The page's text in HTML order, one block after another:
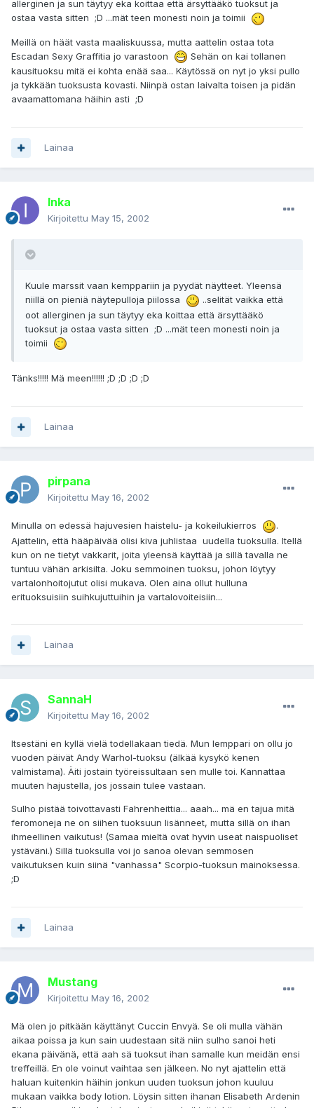
allerginen ja sun täytyy eka koittaa että ärsyttääkö tuoksut ja
ostaa vasta sitten ;D ...mät teen monesti noin ja toimii
Meillä on häät vasta maaliskuussa, mutta aattelin ostaa tota
Escadan Sexy Graffitia jo varastoon
Sehän on kai tollanen
kausituoksu mitä ei kohta enää saa... Käytössä on nyt jo yksi pullo
ja tykkään tuoksusta kovasti. Niinpä ostan laivalta toisen ja pidän
avaamattomana häihin asti ;D
Lainaa
Inka
Kirjoitettu May 15, 2002
Kuule marssit vaan kemppariin ja pyydät näytteet. Yleensä
niillä on pieniä näytepulloja piilossa
..selität vaikka että
oot allerginen ja sun täytyy eka koittaa että ärsyttääkö
tuoksut ja ostaa vasta sitten ;D ...mät teen monesti noin ja
toimii
Tänks!!!!! Mä meen!!!!!! ;D ;D ;D ;D
Lainaa
pirpana
Kirjoitettu May 16, 2002
Minulla on edessä hajuvesien haistelu- ja kokeilukierros
.
Ajattelin, että hääpäivää olisi kiva juhlistaa uudella tuoksulla. Itellä
kun on ne tietyt vakkarit, joita yleensä käyttää ja sillä tavalla ne
tuntuu vähän arkisilta. Joku semmoinen tuoksu, johon löytyy
vartalonhoitojutut olisi mukava. Olen aina ollut hulluna
erituoksuisiin suihkujuttuihin ja vartalovoiteisiin...
Lainaa
SannaH
Kirjoitettu May 16, 2002
Itsestäni en kyllä vielä todellakaan tiedä. Mun lemppari on ollu jo
vuoden päivät Andy Warhol-tuoksu (älkää kysykö kenen
valmistama). Äiti jostain työreissultaan sen mulle toi. Kannattaa
muuten hajustella, jos jossain tulee vastaan.
Sulho pistää toivottavasti Fahrenheittia... aaah... mä en tajua mitä
feromoneja ne on siihen tuoksuun lisänneet, mutta sillä on ihan
ihmeellinen vaikutus! (Samaa mieltä ovat hyvin useat naispuoliset
ystäväni.) Sillä tuoksulla voi jo sanoa olevan semmosen
vaikutuksen kuin siinä "vanhassa" Scorpio-tuoksun mainoksessa.
;D
Lainaa
Mustang
Kirjoitettu May 16, 2002
Mä olen jo pitkään käyttänyt Cuccin Envyä. Se oli mulla vähän
aikaa poissa ja kun sain uudestaan sitä niin sulho sanoi heti
ekana päivänä, että aah sä tuoksut ihan samalle kun meidän ensi
treffeillä. En ole voinut vaihtaa sen jälkeen. No nyt ajattelin että
haluan kuitenkin häihin jonkun uuden tuoksun johon kuuluu
mukaan vaikka body lotion. Löysin sitten ihanan Elisabeth Ardenin